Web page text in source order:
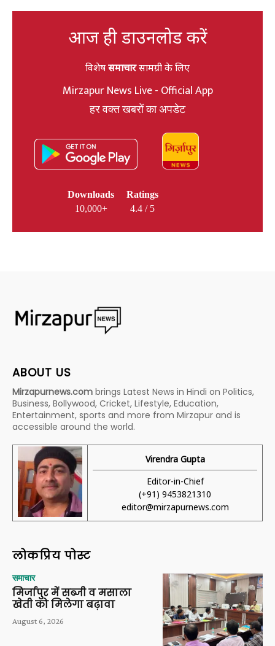
आज ही डाउनलोड करें
विशेषसमाचारसामग्री के लिए
Mirzapur News Live - Official App
हर वक्त खबरों का अपडेट
Downloads
10,000+
Ratings
4.4 / 5
ABOUT US
Mirzapurnews.com brings Latest News in Hindi on Politics,
Business, Bollywood, Cricket, Lifestyle, Education,
Entertainment, sports and more from Mirzapur and is
accessible around the world.
Virendra Gupta
Editor-in-Chief
(+91) 9453821310
editor@mirzapurnews.com
लोकप्रिय पोस्ट
समाचार
मिर्जापुर में सब्जी व मसाला
खेती को मिलेगा बढ़ावा
August 6, 2026